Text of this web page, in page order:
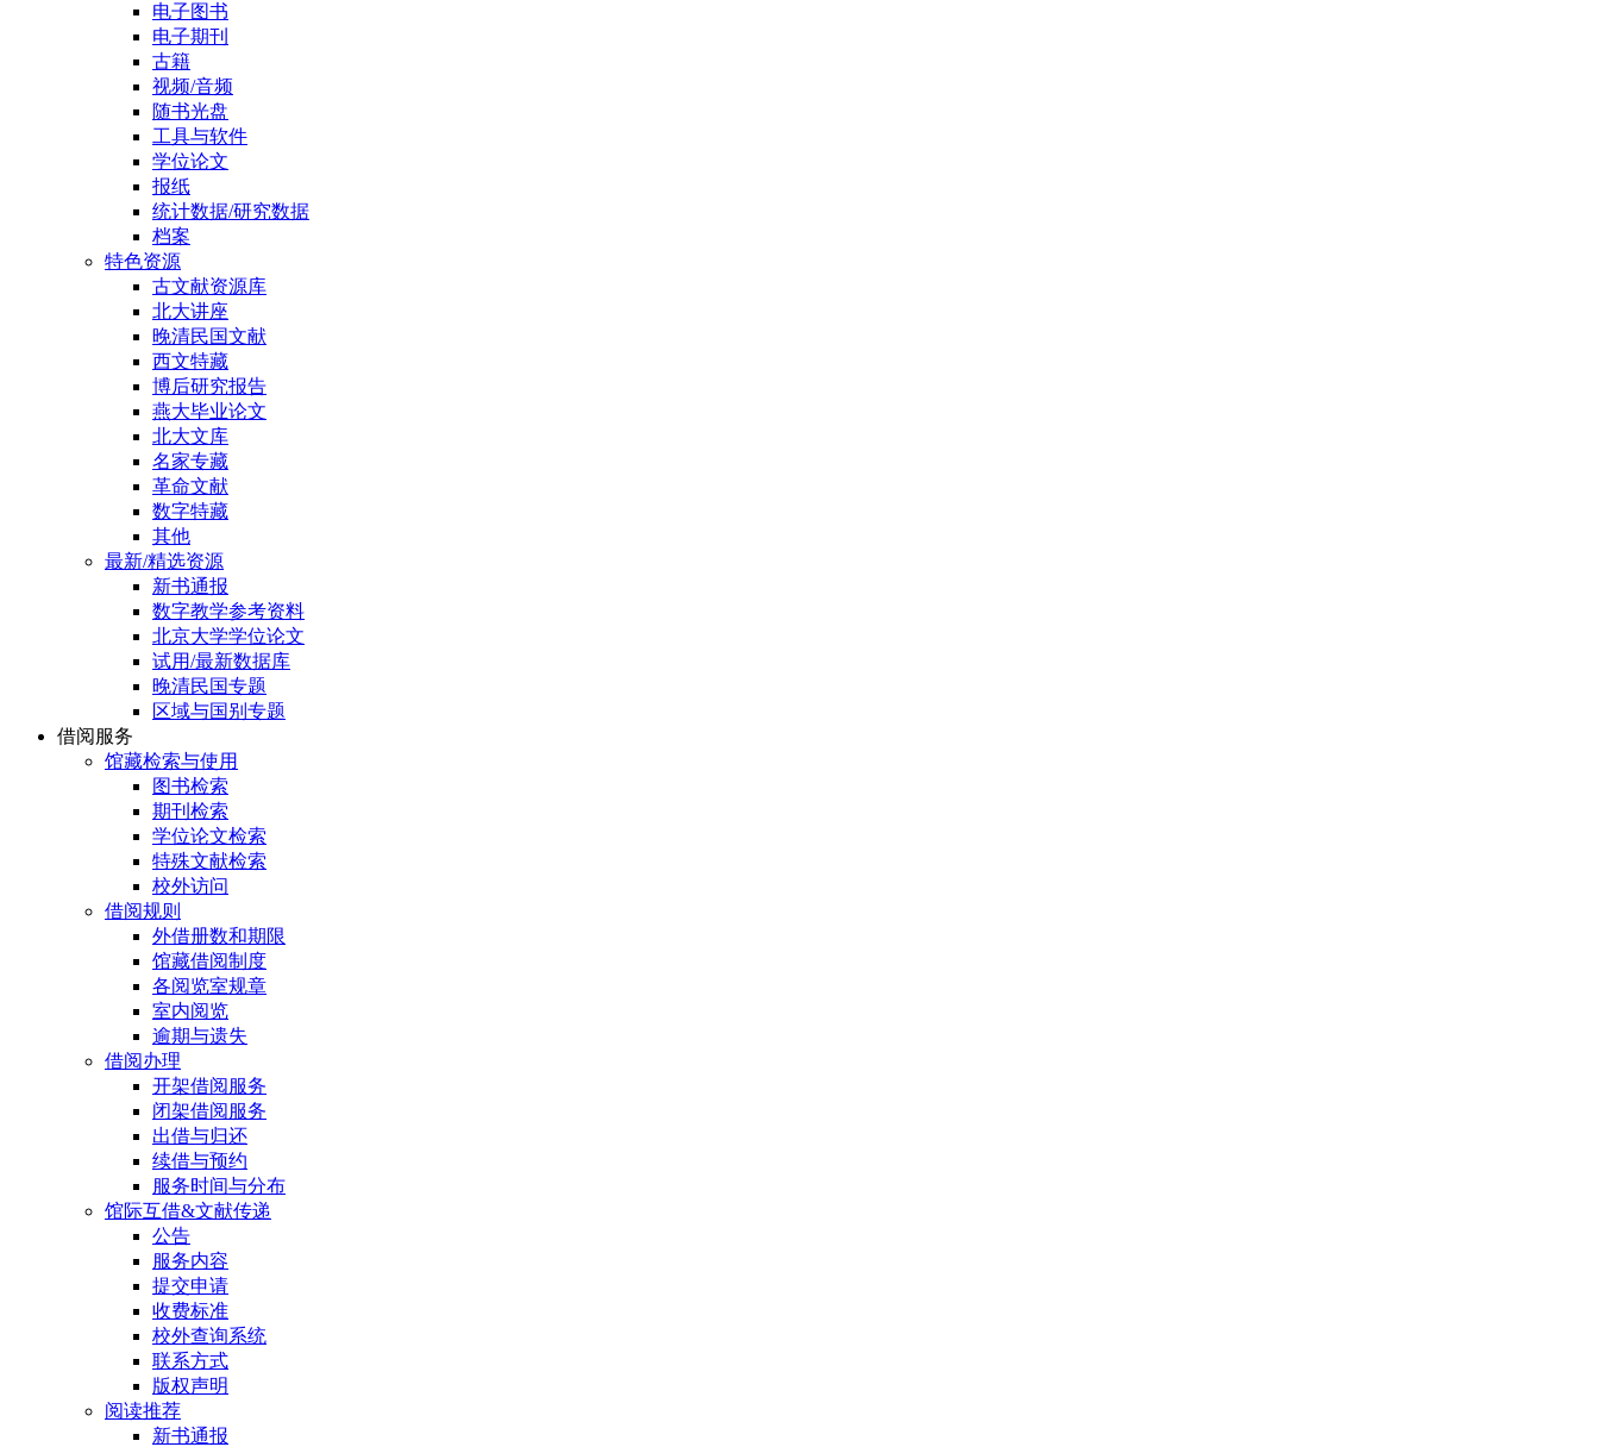
电子图书
电子期刊
古籍
视频/音频
随书光盘
工具与软件
学位论文
报纸
统计数据/研究数据
档案
特色资源
古文献资源库
北大讲座
晚清民国文献
西文特藏
博后研究报告
燕大毕业论文
北大文库
名家专藏
革命文献
数字特藏
其他
最新/精选资源
新书通报
数字教学参考资料
北京大学学位论文
试用/最新数据库
晚清民国专题
区域与国别专题
借阅服务
馆藏检索与使用
图书检索
期刊检索
学位论文检索
特殊文献检索
校外访问
借阅规则
外借册数和期限
馆藏借阅制度
各阅览室规章
室内阅览
逾期与遗失
借阅办理
开架借阅服务
闭架借阅服务
出借与归还
续借与预约
服务时间与分布
馆际互借&文献传递
公告
服务内容
提交申请
收费标准
校外查询系统
联系方式
版权声明
阅读推荐
新书通报